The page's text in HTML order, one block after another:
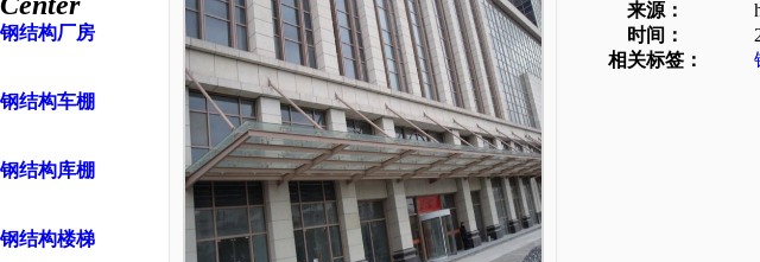
钢结构厂房
钢结构车棚
钢结构库棚
钢结构楼梯
来源：
时间：
相关标签：